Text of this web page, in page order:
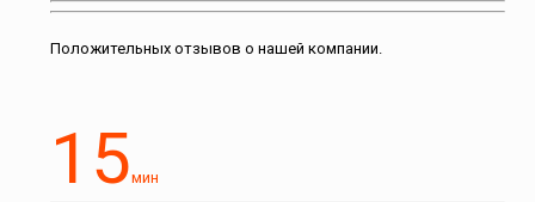
Положительных отзывов о нашей компании.
15мин